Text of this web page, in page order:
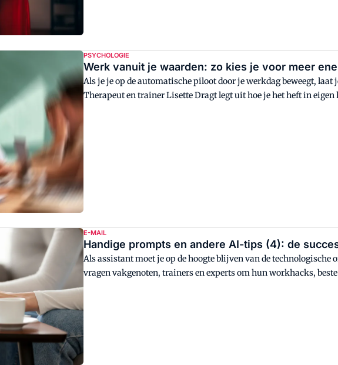
PSYCHOLOGIE
Werk vanuit je waarden: zo kies je voor meer
Als je je op de automatische piloot door je werkdag beweegt, laat
Therapeut en trainer Lisette Dragt legt uit hoe je het heft in eigen
E-MAIL
Handige prompts en andere AI-tips (4): de
Als assistant moet je op de hoogte blijven van de
vragen vakgenoten, trainers en experts om hun workhacks,